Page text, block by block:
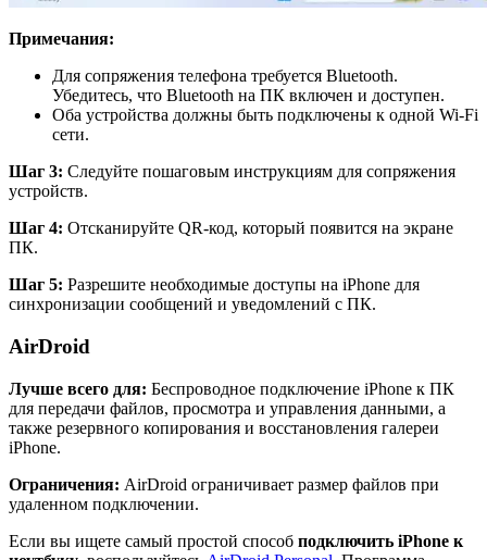
Примечания:
Для сопряжения телефона требуется Bluetooth.
Убедитесь, что Bluetooth на ПК включен и доступен.
Оба устройства должны быть подключены к одной Wi-Fi
сети.
Шаг 3: Следуйте пошаговым инструкциям для сопряжения
устройств.
Шаг 4: Отсканируйте QR-код, который появится на экране
ПК.
Шаг 5: Разрешите необходимые доступы на iPhone для
синхронизации сообщений и уведомлений с ПК.
AirDroid
Лучше всего для: Беспроводное подключение iPhone к ПК
для передачи файлов, просмотра и управления данными, а
также резервного копирования и восстановления галереи
iPhone.
Ограничения: AirDroid ограничивает размер файлов при
удаленном подключении.
Если вы ищете самый простой способ подключить iPhone к